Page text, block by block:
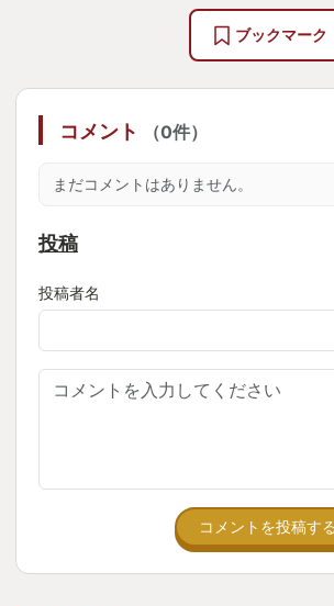
トルでノベルゲームの良さ・すご
ヤーですが、こんな神ゲーにまだ
しかないのが信じられない！とい
なので買うなら今がベストタイミン
ブックマーク
コメント （0件）
まだコメントはありません。
投稿
投稿者名
コメントを投稿する